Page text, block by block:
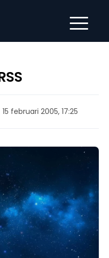
15 februari 2005, 17:25